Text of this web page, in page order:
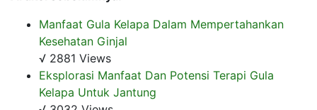
Manfaat Gula Kelapa Dalam Mempertahankan
Kesehatan Ginjal
√ 2881 Views
Eksplorasi Manfaat Dan Potensi Terapi Gula
Kelapa Untuk Jantung